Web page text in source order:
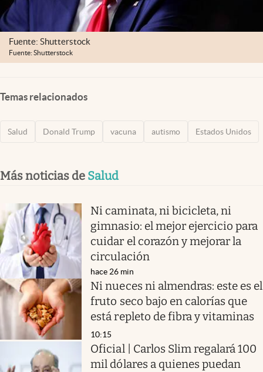
Fuente: Shutterstock
Fuente: Shutterstock
Temas relacionados
Salud Donald Trump vacuna autismo Estados Unidos
Más noticias de Salud
Ni caminata, ni bicicleta, ni
gimnasio: el mejor ejercicio para
cuidar el corazón y mejorar la
circulación
hace 26 min
Ni nueces ni almendras: este es el
fruto seco bajo en calorías que
está repleto de fibra y vitaminas
10:15
Oficial | Carlos Slim regalará 100
mil dólares a quienes puedan